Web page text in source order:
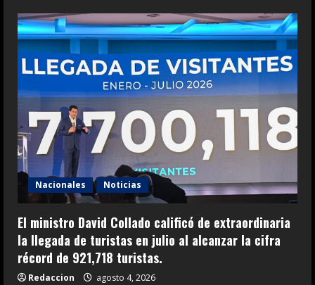
Nacionales Noticias
El ministro David Collado calificó de extraordinaria
la llegada de turistas en julio al alcanzar la cifra
récord de 921,718 turistas.
Redaccion agosto 4, 2026